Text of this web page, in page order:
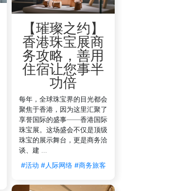
【璀璨之约】
香港珠宝展商
务攻略，善用
住宿让您事半
功倍
每年，全球珠宝界的目光都会
聚焦于香港，因为这里汇聚了
享誉国际的盛事——香港国际
珠宝展。这场盛会不仅是顶级
珠宝的展示舞台，更是商务洽
谈、建 ...
#活动 #人际网络 #商务旅客